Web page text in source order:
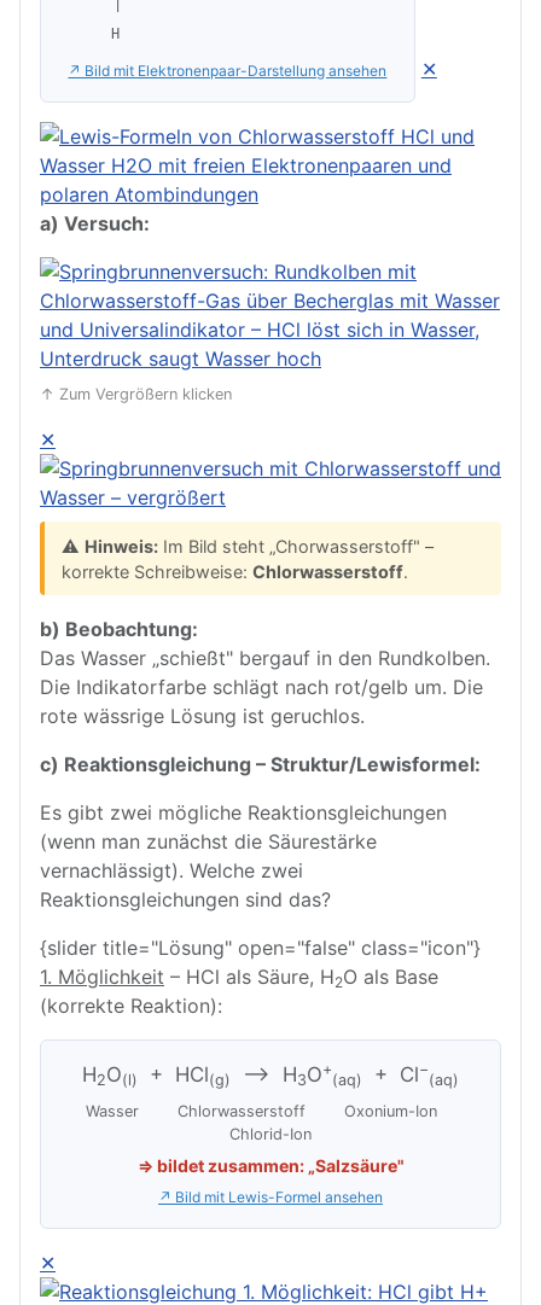
H
↗ Bild mit Elektronenpaar-Darstellung ansehen ✕
a) Versuch:
↑ Zum Vergrößern klicken
✕
⚠️ Hinweis: Im Bild steht „Chorwasserstoff" –
korrekte Schreibweise:Chlorwasserstoff.
b) Beobachtung:
Das Wasser „schießt" bergauf in den Rundkolben.
Die Indikatorfarbe schlägt nach rot/gelb um. Die
rote wässrige Lösung ist geruchlos.
c) Reaktionsgleichung – Struktur/Lewisformel:
Es gibt zwei mögliche Reaktionsgleichungen
(wenn man zunächst die Säurestärke
vernachlässigt). Welche zwei
Reaktionsgleichungen sind das?
{slider title="Lösung" open="false" class="icon"}
1. Möglichkeit – HCl als Säure, H2O als Base
(korrekte Reaktion):
H2O(l) + HCl(g) ⟶ H3O+
(aq) + Cl−
(aq)
Wasser Chlorwasserstoff Oxonium-Ion
Chlorid-Ion
⇒ bildet zusammen: „Salzsäure"
↗ Bild mit Lewis-Formel ansehen
✕